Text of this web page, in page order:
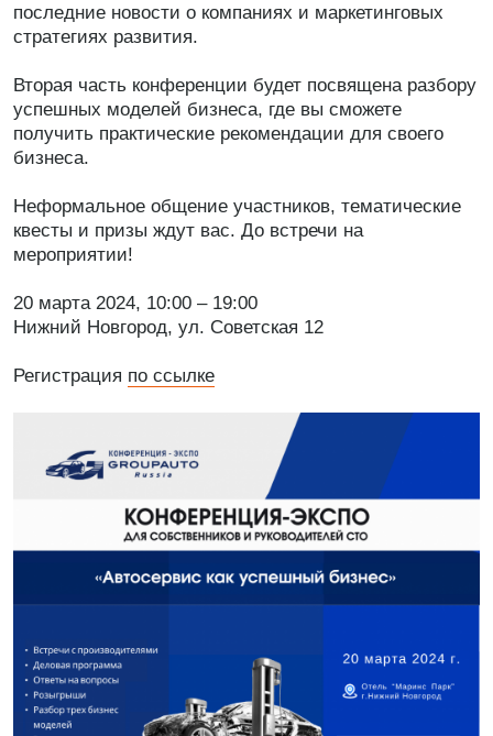
последние новости о компаниях и маркетинговых
стратегиях развития.
Вторая часть конференции будет посвящена разбору
успешных моделей бизнеса, где вы сможете
получить практические рекомендации для своего
бизнеса.
Неформальное общение участников, тематические
квесты и призы ждут вас. До встречи на
мероприятии!
20 марта 2024, 10:00 – 19:00
Нижний Новгород, ул. Советская 12
Регистрация по ссылке